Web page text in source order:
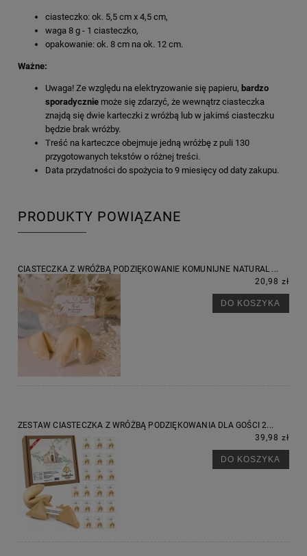
ciasteczko: ok. 5,5 cm x 4,5 cm,
waga 8 g - 1 ciasteczko,
opakowanie: ok. 8 cm na ok. 12 cm.
Ważne:
Uwaga! Ze względu na elektryzowanie się papieru, bardzo
sporadycznie może się zdarzyć, że wewnątrz ciasteczka
znajdą się dwie karteczki z wróżbą lub w jakimś ciasteczku
będzie brak wróżby.
Treść na karteczce obejmuje jedną wróżbę z puli 130
przygotowanych tekstów o różnej treści.
Data przydatności do spożycia to 9 miesięcy od daty zakupu.
PRODUKTY POWIĄZANE
CIASTECZKA Z WRÓŻBĄ PODZIĘKOWANIE KOMUNIJNE NATURAL ...
20,98 zł
DO KOSZYKA
ZESTAW CIASTECZKA Z WRÓŻBĄ PODZIĘKOWANIA DLA GOŚCI 2...
39,98 zł
DO KOSZYKA